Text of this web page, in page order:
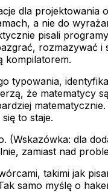
dla
a nie do
pisali
rozmazywać
kompilatorem.
typowania,
że matematycy
to staje.
(Wskazówka: dla
zamiast nad
takimi jak
samo myślę o